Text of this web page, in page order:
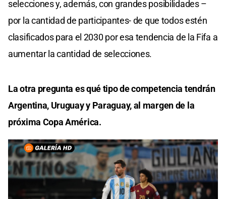
selecciones y, además, con grandes posibilidades –
por la cantidad de participantes- de que todos estén
clasificados para el 2030 por esa tendencia de la Fifa a
aumentar la cantidad de selecciones.
La otra pregunta es qué tipo de competencia tendrán
Argentina, Uruguay y Paraguay, al margen de la
próxima Copa América.